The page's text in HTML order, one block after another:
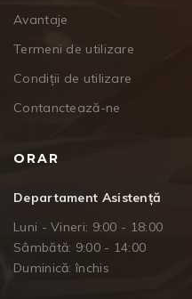
Avantaje
Termeni de utilizare
Condiții de utilizare
Contanctează-ne
ORAR
Departament Asistență
Luni - Vineri: 9:00 - 18:00
Sâmbătă: 9:00 - 14:00
Duminică: închis